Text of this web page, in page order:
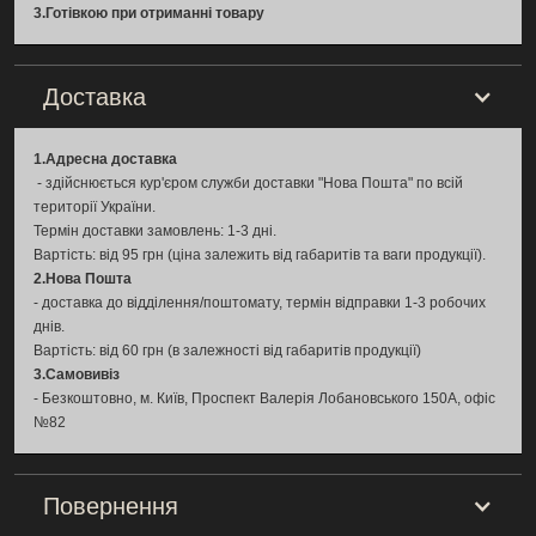
об’єктів.
Biom Professional CB-HV-100
використовує систему
контролює напругу, струм,
температуру, стан батарей та
балансування комірок. Це
дозволяє підвищити безпеку,
стабільність і довговічність
акумуляторної системи.
💡 Переваги Biom
Professional CB-HV-100
✅ Високовольтний контролер BMS
3.Готівкою при отриманні товару
Доставка
1.Адресна доставка
- здійснюється кур'єром служби доставки "Нова Пошта" по всій
території України.
Термін доставки замовлень: 1-3 дні.
Вартість: від 95 грн (ціна залежить від габаритів та ваги продукції).
2.Нова Пошта
- доставка до відділення/поштомату, термін відправки 1-3 робочих
днів.
Вартість: від 60 грн (в залежності від габаритів продукції)
3.Самовивіз
- Безкоштовно, м. Київ, Проспект Валерія Лобановського 150А, офіс
№82
Повернення